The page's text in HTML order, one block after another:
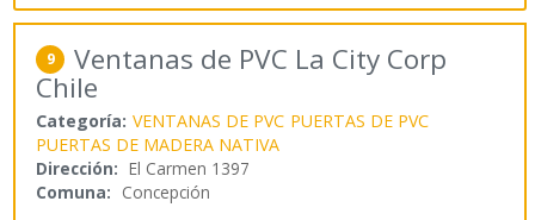
9 Ventanas de PVC La City Corp
Chile
Categoría: VENTANAS DE PVC PUERTAS DE PVC
PUERTAS DE MADERA NATIVA
Dirección: El Carmen 1397
Comuna: Concepción